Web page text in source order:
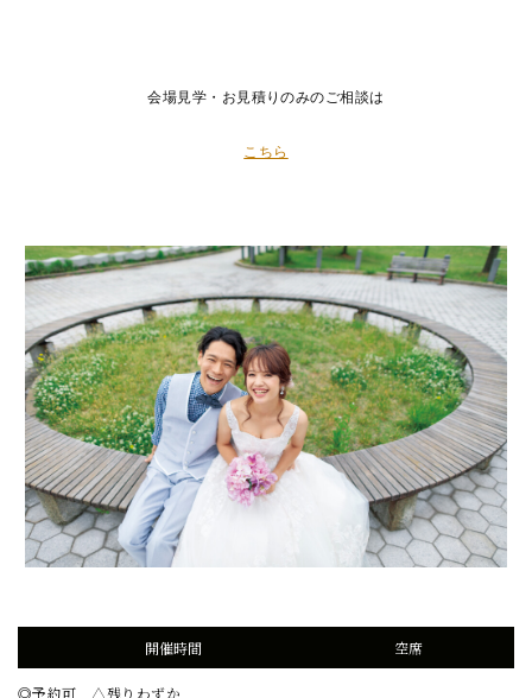
会場見学・お見積りのみのご相談は
こちら
開催時間 空席
◎予約可 △残りわずか